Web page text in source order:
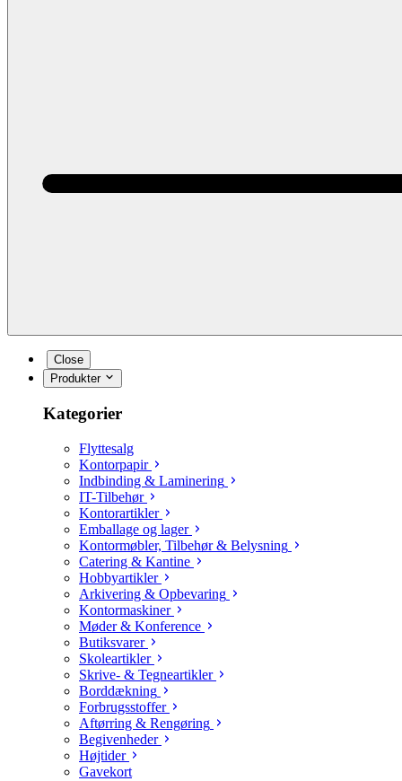
Close
Produkter
Kategorier
Flyttesalg
Kontorpapir
Indbinding & Laminering
IT-Tilbehør
Kontorartikler
Emballage og lager
Kontormøbler, Tilbehør & Belysning
Catering & Kantine
Hobbyartikler
Arkivering & Opbevaring
Kontormaskiner
Møder & Konference
Butiksvarer
Skoleartikler
Skrive- & Tegneartikler
Borddækning
Forbrugsstoffer
Aftørring & Rengøring
Begivenheder
Højtider
Gavekort